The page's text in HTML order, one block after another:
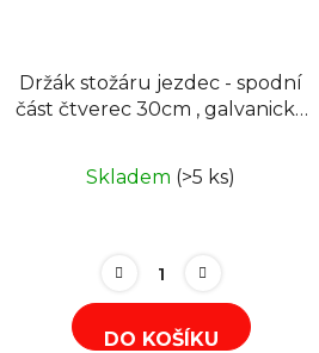
Držák stožáru jezdec - spodní
část čtverec 30cm , galvanický
Skladem (>5 ks)
DO KOŠÍKU